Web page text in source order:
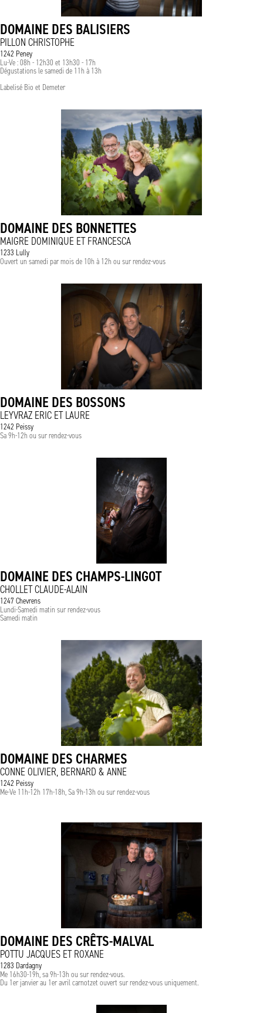
DOMAINE DES BALISIERS
PILLON CHRISTOPHE
1242 Peney
Lu-Ve : 08h - 12h30 et 13h30 - 17h
Dégustations le samedi de 11h à 13h
Labelisé Bio et Demeter
DOMAINE DES BONNETTES
MAIGRE DOMINIQUE ET FRANCESCA
1233 Lully
Ouvert un samedi par mois de 10h à 12h ou sur rendez-vous
DOMAINE DES BOSSONS
LEYVRAZ ERIC ET LAURE
1242 Peissy
Sa 9h-12h ou sur rendez-vous
DOMAINE DES CHAMPS-LINGOT
CHOLLET CLAUDE-ALAIN
1247 Chevrens
Lundi-Samedi matin sur rendez-vous
Samedi matin
DOMAINE DES CHARMES
CONNE OLIVIER, BERNARD & ANNE
1242 Peissy
Me-Ve 11h-12h 17h-18h, Sa 9h-13h ou sur rendez-vous
DOMAINE DES CRÊTS-MALVAL
POTTU JACQUES ET ROXANE
1283 Dardagny
Me 16h30-19h, sa 9h-13h ou sur rendez-vous.
Du 1er janvier au 1er avril carnotzet ouvert sur rendez-vous uniquement.